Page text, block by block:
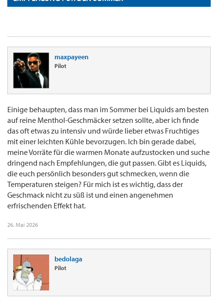
maxpayeen
Pilot
Einige behaupten, dass man im Sommer bei Liquids am besten
auf reine Menthol-Geschmäcker setzen sollte, aber ich finde
das oft etwas zu intensiv und würde lieber etwas Fruchtiges
mit einer leichten Kühle bevorzugen. Ich bin gerade dabei,
meine Vorräte für die warmen Monate aufzustocken und suche
dringend nach Empfehlungen, die gut passen. Gibt es Liquids,
die euch persönlich besonders gut schmecken, wenn die
Temperaturen steigen? Für mich ist es wichtig, dass der
Geschmack nicht zu süß ist und einen angenehmen
erfrischenden Effekt hat.
26. Mai 2026
bedolaga
Pilot